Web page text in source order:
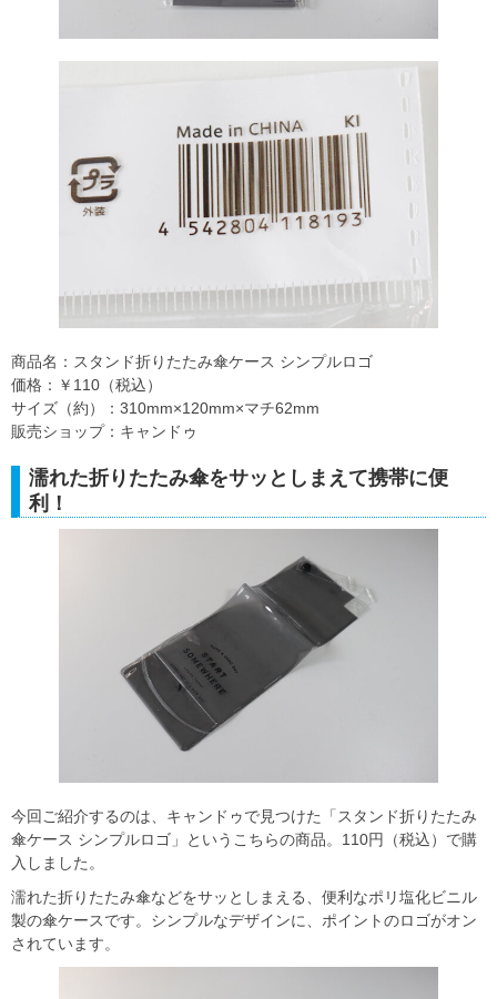
商品名：スタンド折りたたみ傘ケース シンプルロゴ
価格：￥110（税込）
サイズ（約）：310mm×120mm×マチ62mm
販売ショップ：キャンドゥ
濡れた折りたたみ傘をサッとしまえて携帯に便
利！
今回ご紹介するのは、キャンドゥで見つけた「スタンド折りたたみ
傘ケース シンプルロゴ」というこちらの商品。110円（税込）で購
入しました。
濡れた折りたたみ傘などをサッとしまえる、便利なポリ塩化ビニル
製の傘ケースです。シンプルなデザインに、ポイントのロゴがオン
されています。